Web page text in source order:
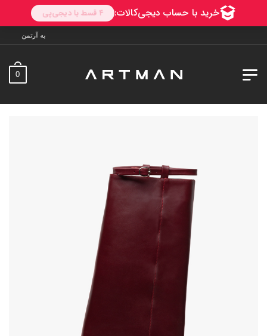
به آرتمن خوش آمدید. ارسال به سراسر
0